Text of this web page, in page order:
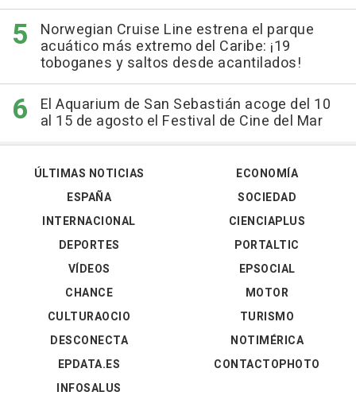
Norwegian Cruise Line estrena el parque
acuático más extremo del Caribe: ¡19
toboganes y saltos desde acantilados!
El Aquarium de San Sebastián acoge del 10
al 15 de agosto el Festival de Cine del Mar
ÚLTIMAS NOTICIAS
ESPAÑA
INTERNACIONAL
DEPORTES
VÍDEOS
ECONOMÍA
SOCIEDAD
CIENCIAPLUS
PORTALTIC
EPSOCIAL
CHANCE
CULTURAOCIO
DESCONECTA
EPDATA.ES
INFOSALUS
MOTOR
TURISMO
NOTIMÉRICA
CONTACTOPHOTO